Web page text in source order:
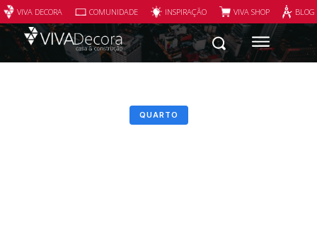
VIVA DECORA COMUNIDADE INSPIRAÇÃO VIVA SHOP
QUARTO